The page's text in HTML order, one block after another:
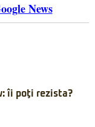
News
îi poţi rezista?